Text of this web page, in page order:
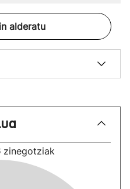
alderatu
zinegotziak